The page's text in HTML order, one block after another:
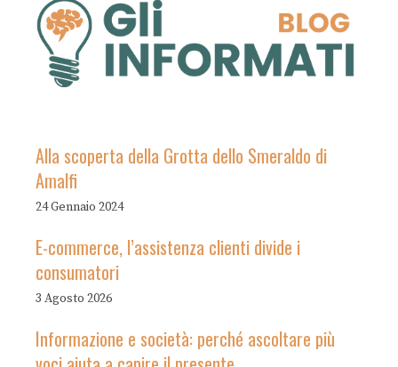
Alla scoperta della Grotta dello Smeraldo di
Amalfi
24 Gennaio 2024
E-commerce, l’assistenza clienti divide i
consumatori
3 Agosto 2026
Informazione e società: perché ascoltare più